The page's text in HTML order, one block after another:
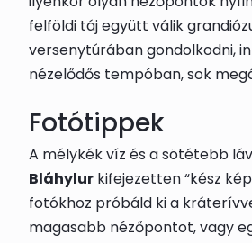
felföldi táj együtt válik
versenytúrában gondolkodni,
nézelődős tempóban, sok
Fotótippek
A mélykék víz és a sötétebb
Bláhylur kifejezetten “kész
fotókhoz próbáld ki a
magasabb nézőpontot, vagy